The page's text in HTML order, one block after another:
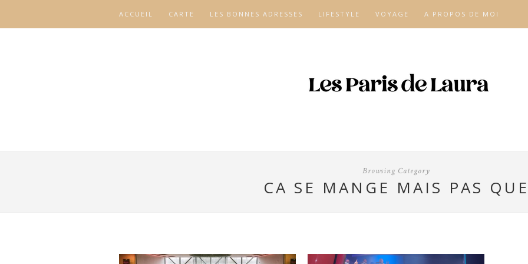
ACCUEIL CARTE LES BONNES ADRESSES LIFESTYLE VOYAGE A PROPOS DE MOI
Browsing Category
CA SE MANGE MAIS PAS